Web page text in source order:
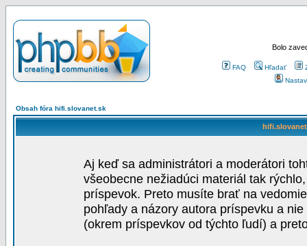
Bolo
FAQ Hľadať
Obsah fóra hifi.slovanet.sk
Aj keď sa administrátori a moderátori
všeobecne nežiadúci materiál tak
príspevok. Preto musíte brať na
pohľady a názory autora príspevku a
(okrem príspevkov od týchto ľudí) a